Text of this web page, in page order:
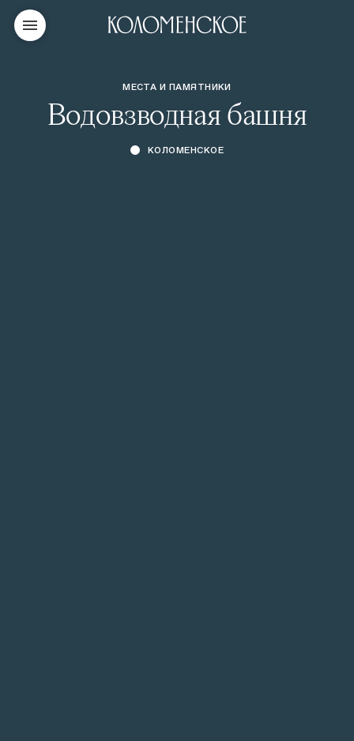
МЕСТА И ПАМЯТНИКИ
Водовзводная башня
КОЛОМЕНСКОЕ